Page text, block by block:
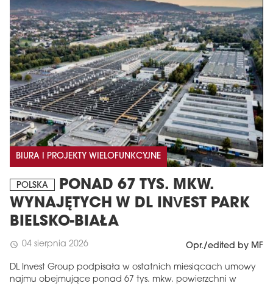
BIURA I PROJEKTY WIELOFUNKCYJNE
POLSKA
PONAD 67 TYS. MKW.
WYNAJĘTYCH W DL INVEST PARK
BIELSKO-BIAŁA
schedule 04 sierpnia 2026 Opr./edited by MF
DL Invest Group podpisała w ostatnich miesiącach umowy
najmu obejmujące ponad 67 tys. mkw. powierzchni w